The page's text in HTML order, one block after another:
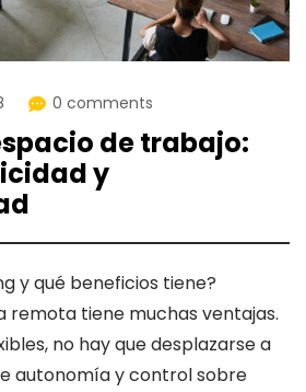
0 comments
de trabajo:
y
y qué beneficios tiene?
remota tiene muchas ventajas.
no hay que desplazarse a
autonomía y control sobre